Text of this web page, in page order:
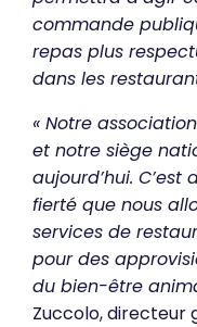
commande
repas plus
dans les
« Notre
et notre siège
aujourd’hui.
fierté que nous
services de
pour des
du bien-être
Zuccolo, directeur